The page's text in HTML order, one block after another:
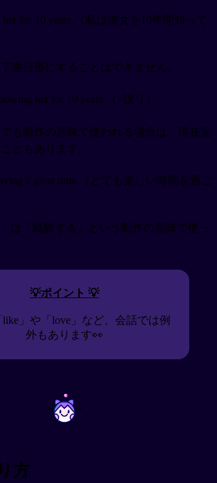
her for 10 years.（私は彼女を10年間知って
進行形にすることはできません。
her for 10 years.（×誤り）
も動作の意味で使われる場合は、現在完
ともあります。
a great time.（とても楽しい時間を過ご
は「経験する」という動作の意味で使っ
💡ポイント 💡
like」や「love」など、会話では例
外もあります👀
~ ~
方